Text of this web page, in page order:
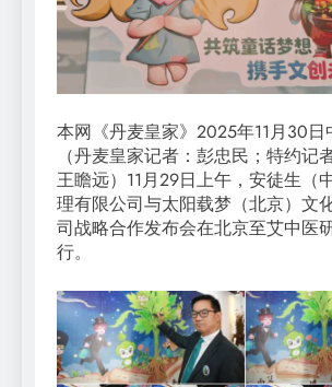
本网《丹麦皇家》2025年11月30日
（丹麦皇家记者：彭忠民；特约记
王瞻远）11月29日上午，安徒生（
理有限公司与太阳载梦（北京）文
司战略合作发布会在北京至艾中医
行。